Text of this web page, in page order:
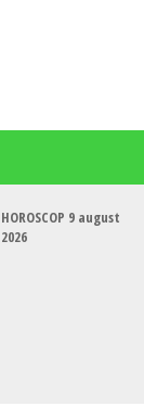
HOROSCOP 9 august
2026